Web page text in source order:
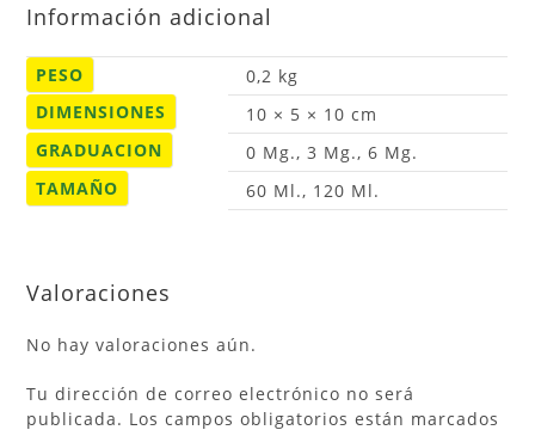
Información adicional
PESO
0,2 kg
DIMENSIONES
10 × 5 × 10 cm
GRADUACION
0 Mg., 3 Mg., 6 Mg.
TAMAÑO
60 Ml., 120 Ml.
Valoraciones
No hay valoraciones aún.
Tu dirección de correo electrónico no será
publicada. Los campos obligatorios están marcados